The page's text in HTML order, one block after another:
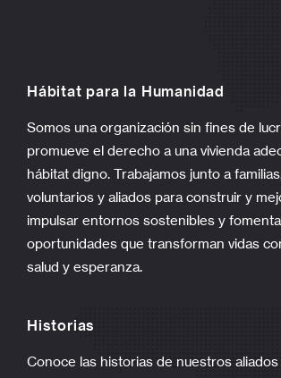
Hábitat para la Humanidad
Somos una organización sin fines de
promueve el derecho a una vivienda
hábitat digno. Trabajamos junto a
voluntarios y aliados para construir y
impulsar entornos sostenibles y
oportunidades que transforman vidas
salud y esperanza.
Historias
Conoce las historias de nuestros